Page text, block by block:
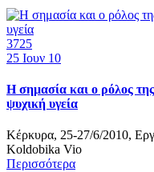
3725
25 Ιουν 10
H σημασία και ο ρόλος
ψυχική υγεία
Κέρκυρα, 25-27/6/2010,
Koldobika Vio
Περισσότερα